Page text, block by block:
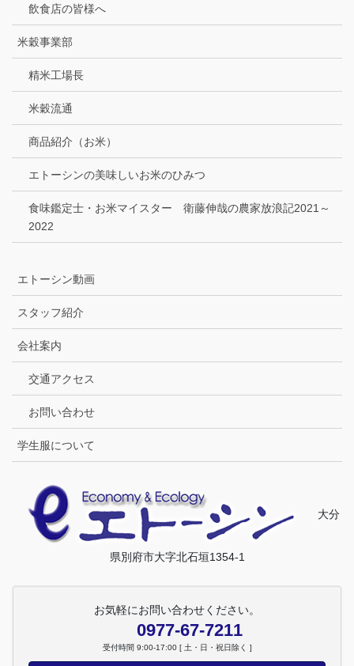
飲食店の皆様へ
米穀事業部
精米工場長
米穀流通
商品紹介（お米）
エトーシンの美味しいお米のひみつ
食味鑑定士・お米マイスター 衛藤伸哉の農家放浪記2021～
2022
エトーシン動画
スタッフ紹介
会社案内
交通アクセス
お問い合わせ
学生服について
大分
県別府市大字北石垣1354-1
お気軽にお問い合わせください。
0977-67-7211
受付時間 9:00-17:00 [ 土・日・祝日除く ]